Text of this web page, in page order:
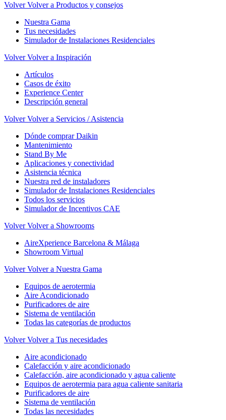
Volver Volver a Productos y consejos
Nuestra Gama
Tus necesidades
Simulador de Instalaciones Residenciales
Volver Volver a Inspiración
Artículos
Casos de éxito
Experience Center
Descripción general
Volver Volver a Servicios / Asistencia
Dónde comprar Daikin
Mantenimiento
Stand By Me
Aplicaciones y conectividad
Asistencia técnica
Nuestra red de instaladores
Simulador de Instalaciones Residenciales
Todos los servicios
Simulador de Incentivos CAE
Volver Volver a Showrooms
AireXperience Barcelona & Málaga
Showroom Virtual
Volver Volver a Nuestra Gama
Equipos de aerotermia
Aire Acondicionado
Purificadores de aire
Sistema de ventilación
Todas las categorías de productos
Volver Volver a Tus necesidades
Aire acondicionado
Calefacción y aire acondicionado
Calefacción, aire acondicionado y agua caliente
Equipos de aerotermia para agua caliente sanitaria
Purificadores de aire
Sistema de ventilación
Todas las necesidades